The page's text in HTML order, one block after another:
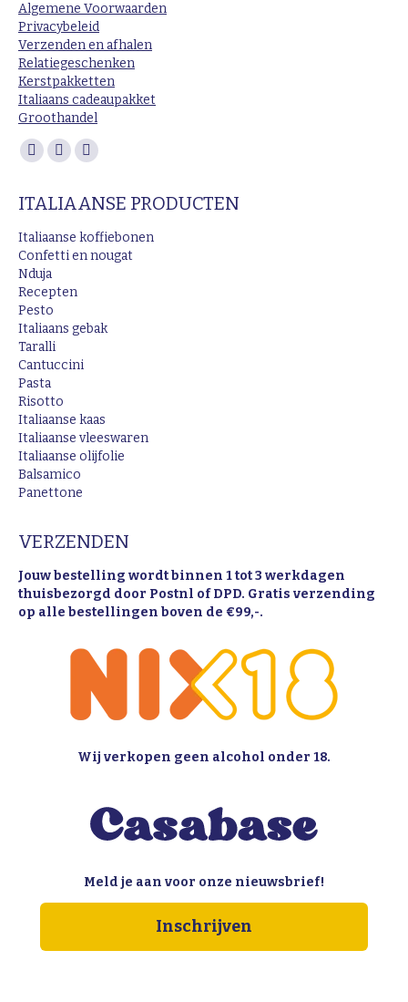
Algemene Voorwaarden
Privacybeleid
Verzenden en afhalen
Relatiegeschenken
Kerstpakketten
Italiaans cadeaupakket
Groothandel
Vind ons op:
Facebook
opens
in
new
window
Instagram
opens
in
new
Mail
opens
in
new
ITALIAANSE PRODUCTEN
Italiaanse koffiebonen
Confetti en nougat
Nduja
Recepten
Pesto
Italiaans gebak
Taralli
Cantuccini
Pasta
Risotto
Italiaanse kaas
Italiaanse vleeswaren
Italiaanse olijfolie
Balsamico
Panettone
VERZENDEN
Jouw bestelling wordt binnen 1 tot 3 werkdagen
thuisbezorgd door Postnl of DPD. Gratis verzending
op alle bestellingen boven de €99,-.
Wij verkopen geen alcohol onder 18.
Meld je aan voor onze nieuwsbrief!
Inschrijven